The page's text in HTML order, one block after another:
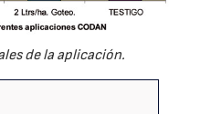
de la aplicación.